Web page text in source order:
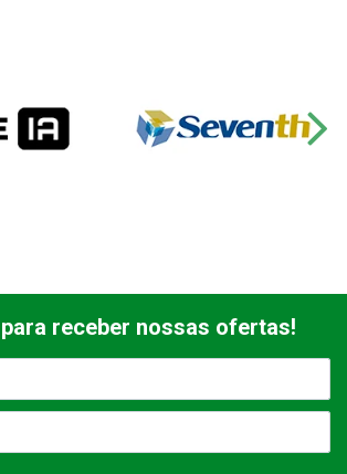
receber nossas ofertas!